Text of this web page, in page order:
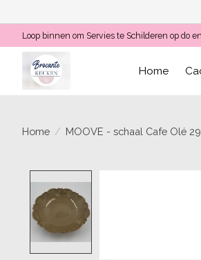
Loop binnen om Servies te Schilderen op do
Home
Home / MOOVE - schaal Cafe Olé